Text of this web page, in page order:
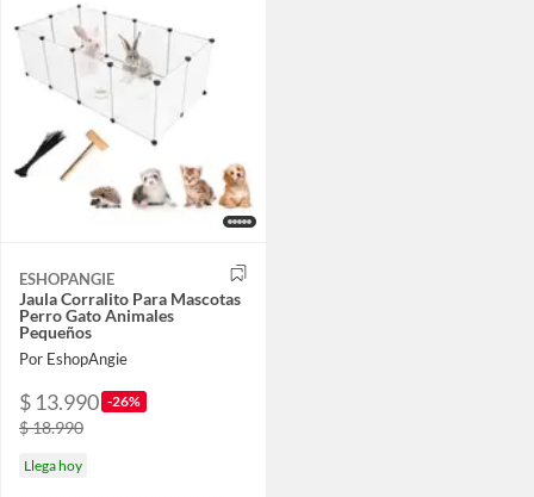
ESHOPANGIE
Jaula Corralito Para Mascotas
Perro Gato Animales
Pequeños
Por EshopAngie
$ 13.990 -26%
$ 18.990
Llega hoy